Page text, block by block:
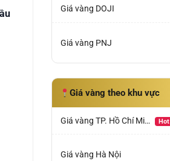
Giá vàng DOJI
Giá vàng PNJ
Giá vàng theo khu vực
Giá vàng TP. Hồ Chí Minh Hot
Giá vàng Hà Nội